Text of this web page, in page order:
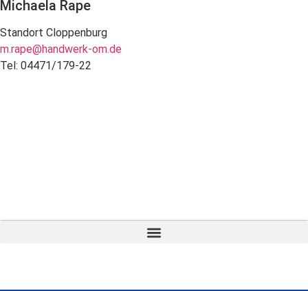
Michaela Rape
Standort Cloppenburg
m.rape@handwerk-om.de
Tel: 04471/179-22